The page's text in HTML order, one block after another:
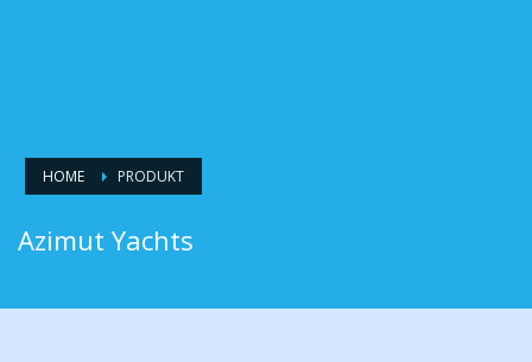
HOME PRODUKT
Azimut Yachts